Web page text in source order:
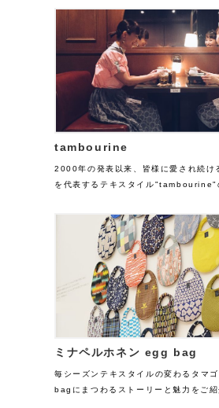
tambourine
2000年の発表以来、皆様に愛され続け
を代表するテキスタイル"tambourine"
ミナペルホネン egg bag
毎シーズンテキスタイルの変わるタマ
bagにまつわるストーリーと魅力をご紹